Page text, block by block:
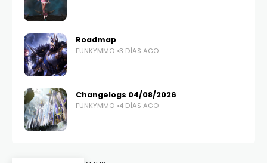
Roadmap
FUNKYMMO 3 DÍAS AGO
Changelogs 04/08/2026
FUNKYMMO 4 DÍAS AGO